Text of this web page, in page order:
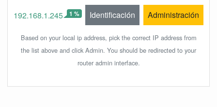
192.168.1.245 1 % Identificación Administración
Based on your local ip address, pick the correct IP address from
the list above and click Admin. You should be redirected to your
router admin interface.